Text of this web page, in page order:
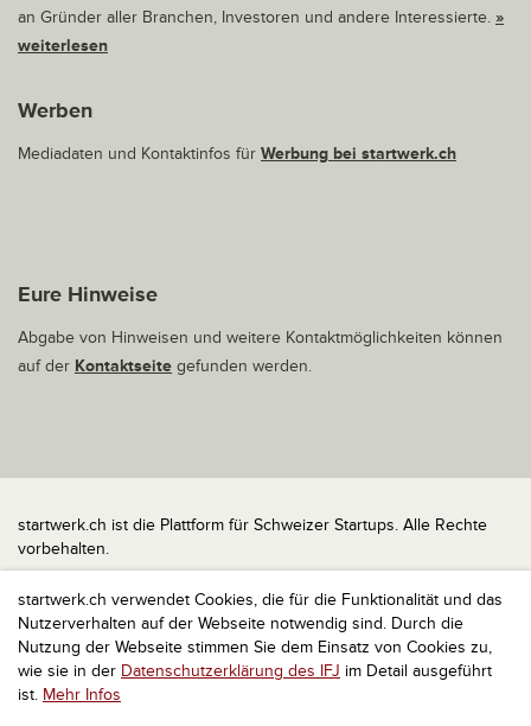
startwerk.ch verwendet Cookies, die für die Funktionalität und das
Nutzerverhalten auf der Webseite notwendig sind. Durch die
Nutzung der Webseite stimmen Sie dem Einsatz von Cookies zu,
wie sie in der Datenschutzerklärung des IFJ im Detail ausgeführt
ist. Mehr Infos
an Gründer aller Branchen, Investoren und andere Interessierte. »
weiterlesen
Werben
Mediadaten und Kontaktinfos für Werbung bei startwerk.ch
Eure Hinweise
Abgabe von Hinweisen und weitere Kontaktmöglichkeiten können
auf der Kontaktseite gefunden werden.
startwerk.ch ist die Plattform für Schweizer Startups. Alle Rechte
vorbehalten.
Impressum
Kontakt
nach oben